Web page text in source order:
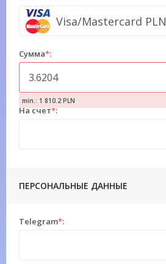
Visa/Mastercard PLN
Сумма*:
min.: 1 810.2 PLN
На счет*:
ПЕРСОНАЛЬНЫЕ ДАННЫЕ
Telegram*: